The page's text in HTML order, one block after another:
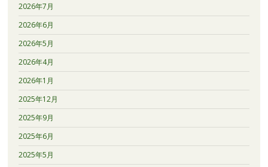
2026年7月
2026年6月
2026年5月
2026年4月
2026年1月
2025年12月
2025年9月
2025年6月
2025年5月